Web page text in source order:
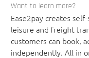
Want to learn more?
Ease2pay creates
leisure and freight
customers can book,
independently. All in